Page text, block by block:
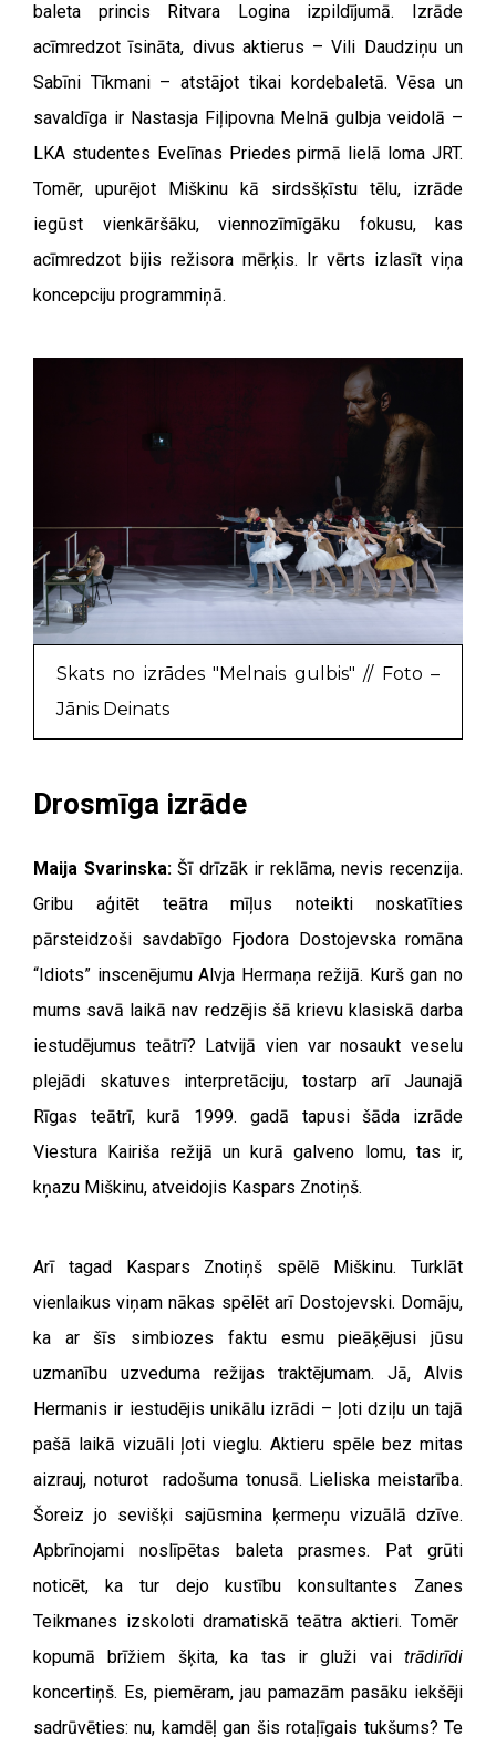
baleta princis Ritvara Logina izpildījumā. Izrāde
acīmredzot īsināta, divus aktierus – Vili Daudziņu un
Sabīni Tīkmani – atstājot tikai kordebaletā. Vēsa un
savaldīga ir Nastasja Fiļipovna Melnā gulbja veidolā –
LKA studentes Evelīnas Priedes pirmā lielā loma JRT.
Tomēr, upurējot Miškinu kā sirdsšķīstu tēlu, izrāde
iegūst vienkāršāku, viennozīmīgāku fokusu, kas
acīmredzot bijis režisora mērķis. Ir vērts izlasīt viņa
koncepciju programmiņā.
Skats no izrādes "Melnais gulbis" // Foto –
Jānis Deinats
Drosmīga izrāde
Maija Svarinska:Šī drīzāk ir reklāma, nevis recenzija.
Gribu aģitēt teātra mīļus noteikti noskatīties
pārsteidzoši savdabīgo Fjodora Dostojevska romāna
“Idiots” inscenējumu Alvja Hermaņa režijā. Kurš gan no
mums savā laikā nav redzējis šā krievu klasiskā darba
iestudējumus teātrī? Latvijā vien var nosaukt veselu
plejādi skatuves interpretāciju, tostarp arī Jaunajā
Rīgas teātrī, kurā 1999. gadā tapusi šāda izrāde
Viestura Kairiša režijā un kurā galveno lomu, tas ir,
kņazu Miškinu, atveidojis Kaspars Znotiņš.
Arī tagad Kaspars Znotiņš spēlē Miškinu. Turklāt
vienlaikus viņam nākas spēlēt arī Dostojevski. Domāju,
ka ar šīs simbiozes faktu esmu pieāķējusi jūsu
uzmanību uzveduma režijas traktējumam. Jā, Alvis
Hermanis ir iestudējis unikālu izrādi – ļoti dziļu un tajā
pašā laikā vizuāli ļoti vieglu. Aktieru spēle bez mitas
aizrauj, noturot radošuma tonusā. Lieliska meistarība.
Šoreiz jo sevišķi sajūsmina ķermeņu vizuālā dzīve.
Apbrīnojami noslīpētas baleta prasmes. Pat grūti
noticēt, ka tur dejo kustību konsultantes Zanes
Teikmanes izskoloti dramatiskā teātra aktieri. Tomēr
kopumā brīžiem šķita, ka tas ir gluži vai trādirīdi
koncertiņš. Es, piemēram, jau pamazām pasāku iekšēji
sadrūvēties: nu, kamdēļ gan šis rotaļīgais tukšums? Te